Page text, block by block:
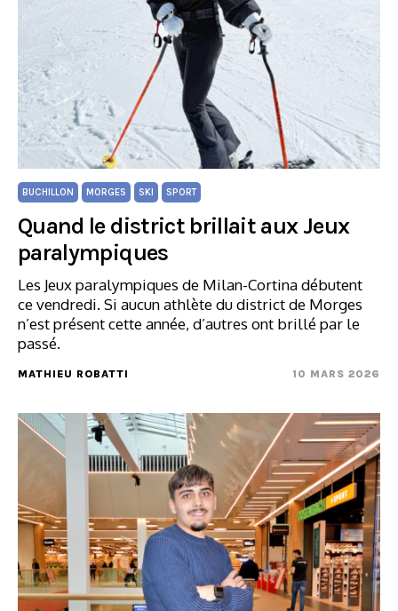
BUCHILLON MORGES SKI SPORT
Quand le district brillait aux Jeux
paralympiques
Les Jeux paralympiques de Milan-Cortina débutent
ce vendredi. Si aucun athlète du district de Morges
n’est présent cette année, d’autres ont brillé par le
passé.
MATHIEU ROBATTI 10 MARS 2026